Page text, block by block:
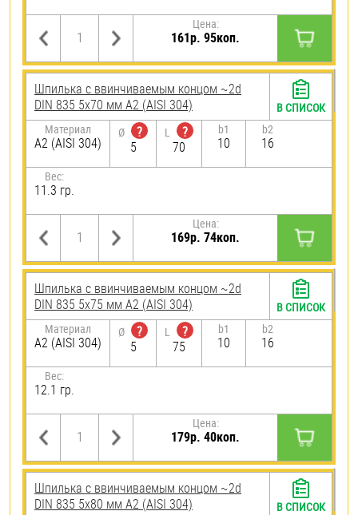
Цена:
161р. 95коп.
Шпилька c ввинчиваемым концом ~2d
DIN 835 5х70 мм А2 (AISI 304)
Материал
А2 (AISI 304)
Ø
?
5
L
?
70
b1
10
b2
16
Вес:
11.3 гр.
Цена:
169р. 74коп.
В СПИСОК
Шпилька c ввинчиваемым концом ~2d
DIN 835 5х75 мм А2 (AISI 304)
Материал
А2 (AISI 304)
Ø
?
5
L
?
75
b1
10
b2
16
Вес:
12.1 гр.
Цена:
179р. 40коп.
В СПИСОК
Шпилька c ввинчиваемым концом ~2d
DIN 835 5х80 мм А2 (AISI 304)
В СПИСОК